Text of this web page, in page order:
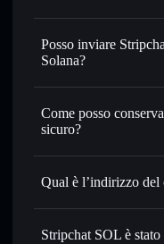
Stripchat SOL
Scambiare
SOL, USDC o in
prezzo desiderato di
Usare il DCA
STRIPCHAT nel
Inviare in modo
senza collegare
l’Aggregatore di
Monitorare in
Posso inviare
Solana?
Come posso
sicuro?
Qual è l’indirizzo
Stripchat SOL è